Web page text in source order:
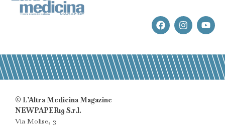
© L’Altra Medicina Magazine
NEWPAPER19 S.r.l.
Via Molise, 3